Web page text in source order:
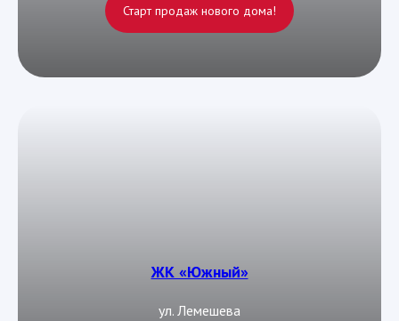
Старт продаж нового дома!
ЖК «Южный»
ул. Лемешева